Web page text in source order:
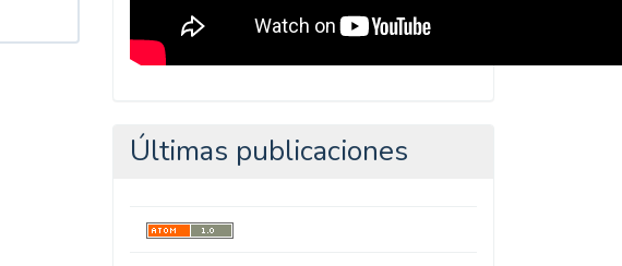
Últimas publicaciones